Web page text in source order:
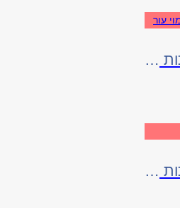
תהלים שערי מלכות דמוי עור